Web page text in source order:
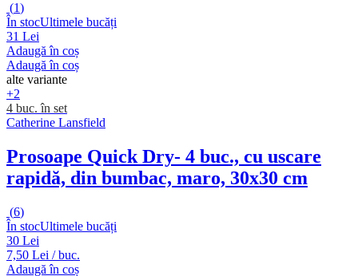
(1)
În stocUltimele bucăți
31 Lei
Adaugă în coș
Adaugă în coș
alte variante
+2
4 buc. în set
Catherine Lansfield
Prosoape Quick Dry- 4 buc., cu uscare
rapidă, din bumbac, maro, 30x30 cm
(6)
În stocUltimele bucăți
30 Lei
7,50 Lei / buc.
Adaugă în coș